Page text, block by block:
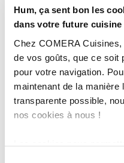
Hum, ça sent bon les
dans votre future cuisine
Chez COMERA
de vos goûts, que ce soit
pour votre navigation.
maintenant de la manière
transparente possible,
nos cookies à nous !